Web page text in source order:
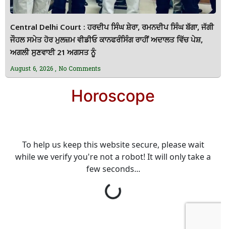
Central Delhi Court : ਹਰਦੀਪ ਸਿੰਘ ਸ਼ੇਰਾ, ਰਮਨਦੀਪ ਸਿੰਘ ਬੱਗਾ, ਜੱਗੀ
ਜੌਹਲ ਸਮੇਤ ਹੋਰ ਮੁਲਜ਼ਮ ਵੀਡੀਓ ਕਾਨਫਰੰਸਿੰਗ ਰਾਹੀਂ ਅਦਾਲਤ ਵਿੱਚ ਪੇਸ਼,
ਅਗਲੀ ਸੁਣਵਾਈ 21 ਅਗਸਤ ਨੂੰ
August 6, 2026 No Comments
Horoscope